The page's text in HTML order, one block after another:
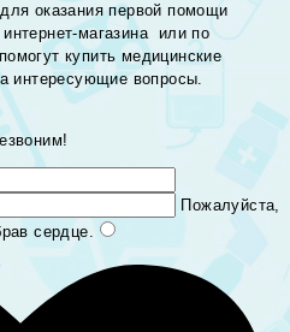
оказания первой помощи
магазина или по
купить медицинские
интересующие вопросы.
Пожалуйста,
сердце.